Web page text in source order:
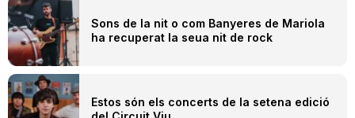
Sons de la nit o com Banyeres de Mariola
ha recuperat la seua nit de rock
Estos són els concerts de la setena edició